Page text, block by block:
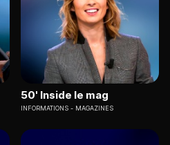
50' Inside le mag
INFORMATIONS MAGAZINES